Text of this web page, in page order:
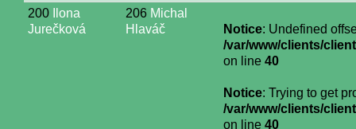
200
Ilona
Jurečková
206 Michal
Hlaváč
Notice: Undefined
/var/www/clients/
on line 40
Notice: Trying to get
/var/www/clients/
on line 40